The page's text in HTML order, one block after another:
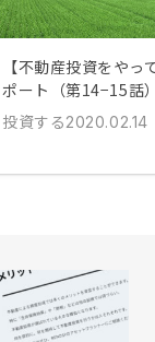
【不動産投資をやっ
ポート（第14−15話
投資する2020.02.14